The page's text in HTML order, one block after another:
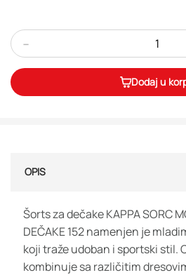
-
Dodaj u
OPIS
Šorts za dečake KAPPA SORC
DEČAKE 152 namenjen je
koji traže udoban i sportski stil.
kombinuje sa različitim